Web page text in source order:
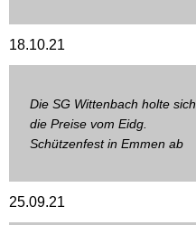
18.10.21
Die SG Wittenbach holte sich
die Preise vom Eidg.
Schützenfest in Emmen ab
25.09.21